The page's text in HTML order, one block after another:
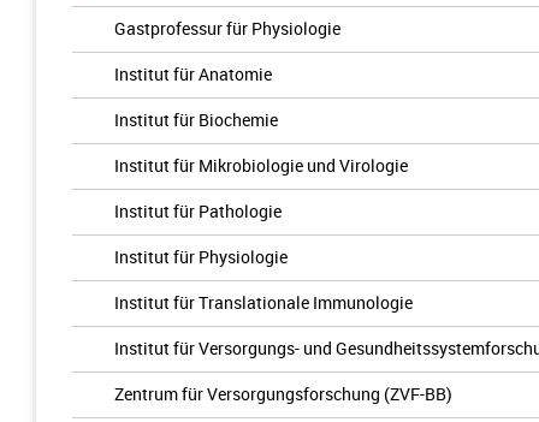
Gastprofessur für Physiologie
Institut für Anatomie
Institut für Biochemie
Institut für Mikrobiologie und Virologie
Institut für Pathologie
Institut für Physiologie
Institut für Translationale Immunologie
Institut für Versorgungs- und
Zentrum für Versorgungsforschung (ZVF-BB)